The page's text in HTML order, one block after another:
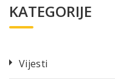
KATEGORIJE
Vijesti